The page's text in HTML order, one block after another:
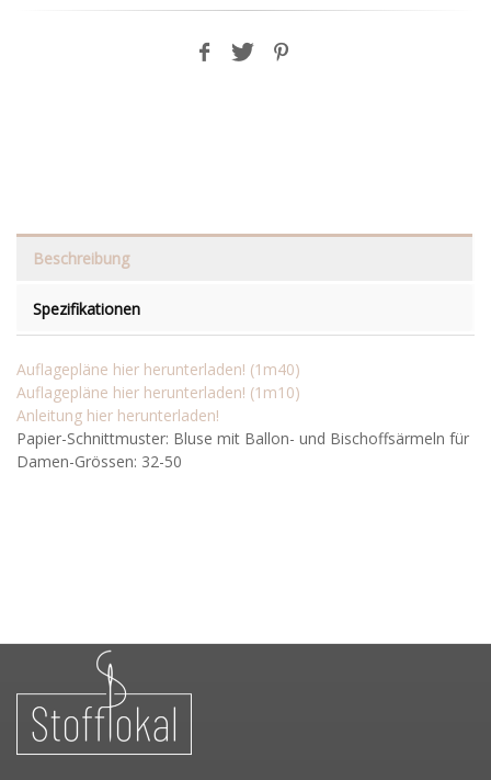
Beschreibung
Spezifikationen
Auflagepläne hier herunterladen! (1m40)
Auflagepläne hier herunterladen! (1m10)
Anleitung hier herunterladen!
Papier-Schnittmuster: Bluse mit Ballon- und Bischoffsärmeln für
Damen-Grössen: 32-50